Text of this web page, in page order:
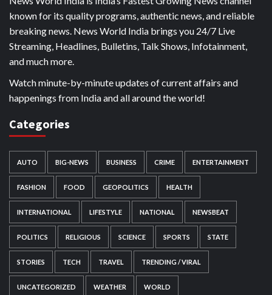
known for its quality programs, authentic news, and reliable
breaking news. News World India brings you 24/7 Live
Streaming, Headlines, Bulletins, Talk Shows, Infotainment,
and much more.
Watch minute-by-minute updates of current affairs and
happenings from India and all around the world!
Categories
AUTO BIG-NEWS BUSINESS CRIME ENTERTAINMENT
FASHION FOOD GEOPOLITICS HEALTH
INTERNATIONAL LIFESTYLE NATIONAL NEWSBEAT
POLITICS RELIGIOUS SCIENCE SPORTS STATE
STORIES TECH TRAVEL TRENDING / VIRAL
UNCATEGORIZED WEATHER WORLD